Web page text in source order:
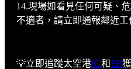
14.現場如看見任何可疑、
不適者，請立即通報鄰近工
💡立即追蹤太空港IG和FB